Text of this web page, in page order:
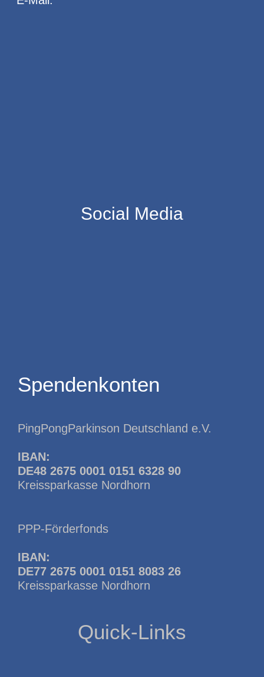
Social Media
Spendenkonten
PingPongParkinson Deutschland e.V.
IBAN:
DE48 2675 0001 0151 6328 90
Kreissparkasse Nordhorn
PPP-Förderfonds
IBAN:
DE77 2675 0001 0151 8083 26
Kreissparkasse Nordhorn
Quick-Links